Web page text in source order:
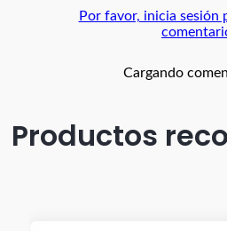
Por favor, inicia sesión
Cargando
Productos